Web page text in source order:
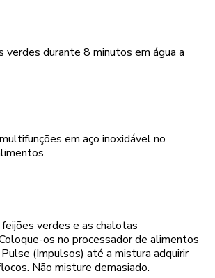
verdes durante 8 minutos em água a
em aço inoxidável no
verdes e as chalotas
os no processador de alimentos
(Impulsos) até a mistura adquirir
Não misture demasiado.